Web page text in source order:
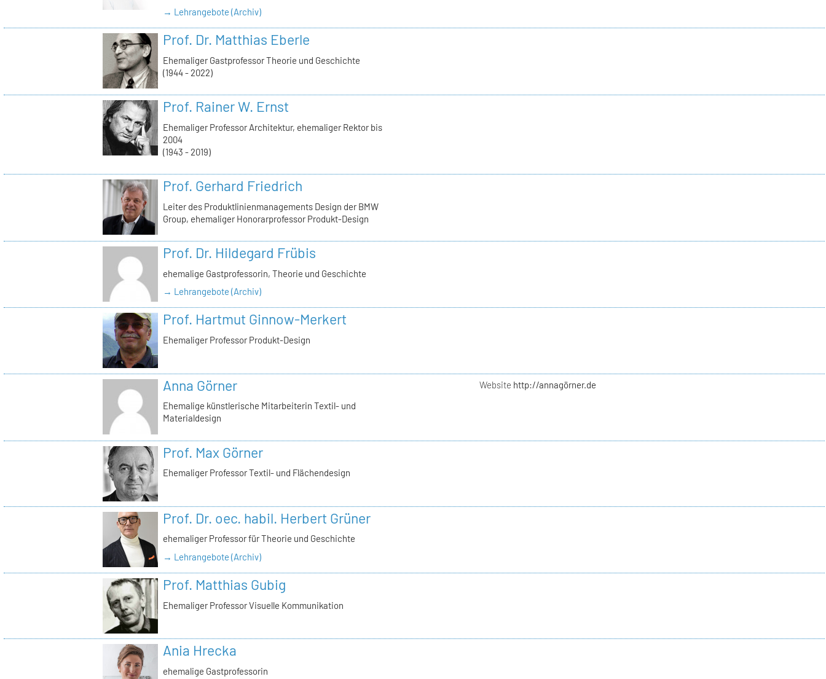
→ Lehrangebote (Archiv)
Prof. Dr. Matthias Eberle
Ehemaliger Gastprofessor Theorie und Geschichte
(1944 - 2022)
Prof. Rainer W. Ernst
Ehemaliger Professor Architektur, ehemaliger Rektor bis
2004
(1943 - 2019)
Prof. Gerhard Friedrich
Leiter des Produktlinienmanagements Design der BMW
Group, ehemaliger Honorarprofessor Produkt-Design
Prof. Dr. Hildegard Frübis
ehemalige Gastprofessorin, Theorie und Geschichte
→ Lehrangebote (Archiv)
Prof. Hartmut Ginnow-Merkert
Ehemaliger Professor Produkt-Design
Anna Görner
Ehemalige künstlerische Mitarbeiterin Textil- und
Materialdesign
Website http://annagörner.de
Prof. Max Görner
Ehemaliger Professor Textil- und Flächendesign
Prof. Dr. oec. habil. Herbert Grüner
ehemaliger Professor für Theorie und Geschichte
→ Lehrangebote (Archiv)
Prof. Matthias Gubig
Ehemaliger Professor Visuelle Kommunikation
Ania Hrecka
ehemalige Gastprofessorin